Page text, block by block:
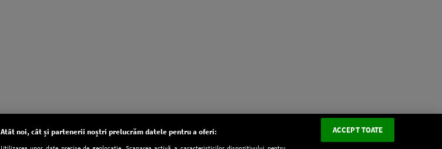
Atât noi, cât și partenerii noștri prelucrăm datele pentru a oferi: ACCEPT TOATE